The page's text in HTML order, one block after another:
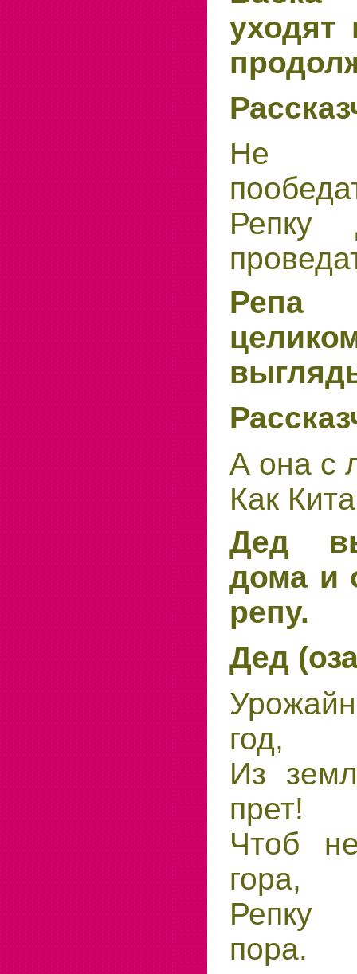
Не
Репку
Репа
А она с
Как
Дед
дома и
репу.
Дед
год,
Из
прет!
Чтоб
гора,
Репку
пора.